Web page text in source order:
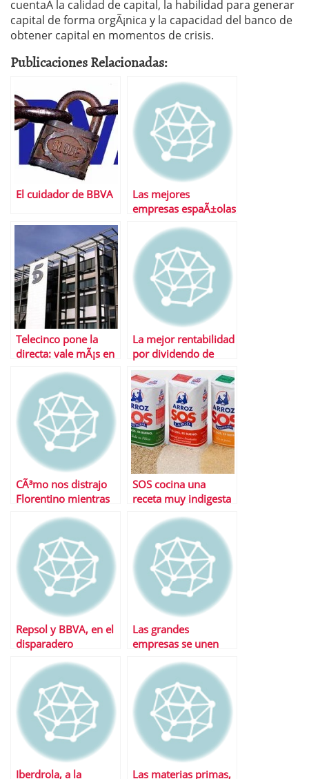
cuentaÂ la calidad de capital, la habilidad para generar
capital de forma orgÃ¡nica y la capacidad del banco de
obtener capital en momentos de crisis.
Publicaciones Relacionadas:
El cuidador de BBVA
Las mejores
empresas espaÃ±olas
Telecinco pone la
directa: vale mÃ¡s en
Prisa y Vocento
juntos
La mejor rentabilidad
por dividendo de
Europa
CÃ³mo nos distrajo
Florentino mientras
empresa alemana
SOS cocina una
receta muy indigesta
Repsol y BBVA, en el
disparadero
Las grandes
empresas se unen
la competitividad
Iberdrola, a la Las materias primas,